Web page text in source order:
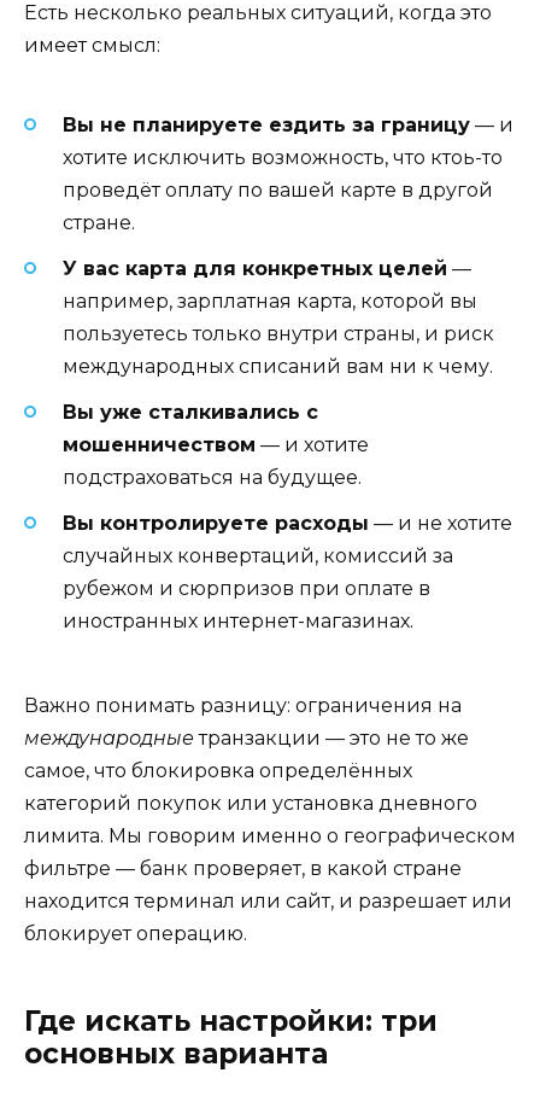
Есть несколько реальных ситуаций, когда это
имеет смысл:
Вы не планируете ездить за границу — и
хотите исключить возможность, что ктоь-то
проведёт оплату по вашей карте в другой
стране.
У вас карта для конкретных целей —
например, зарплатная карта, которой вы
пользуетесь только внутри страны, и риск
международных списаний вам ни к чему.
Вы уже сталкивались с
мошенничеством — и хотите
подстраховаться на будущее.
Вы контролируете расходы — и не хотите
случайных конвертаций, комиссий за
рубежом и сюрпризов при оплате в
иностранных интернет-магазинах.
Важно понимать разницу: ограничения на
международныетранзакции — это не то же
самое, что блокировка определённых
категорий покупок или установка дневного
лимита. Мы говорим именно о географическом
фильтре — банк проверяет, в какой стране
находится терминал или сайт, и разрешает или
блокирует операцию.
Где искать настройки: три
основных варианта